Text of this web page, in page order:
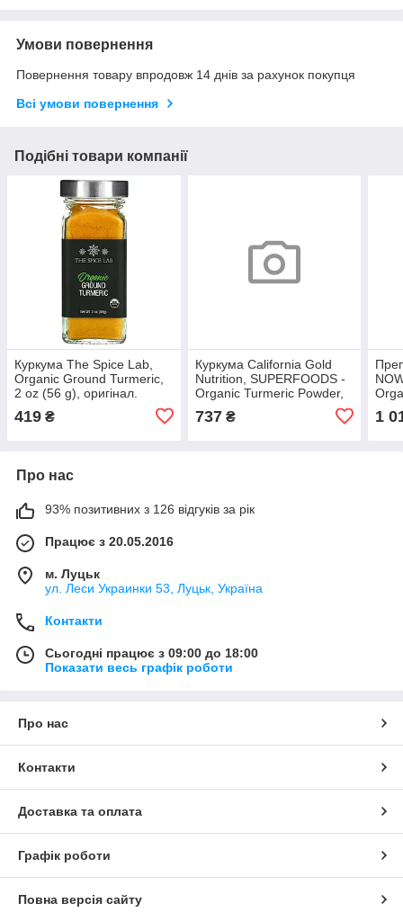
Умови повернення
Повернення товару впродовж 14 днів за рахунок покупця
Всі умови повернення
Подібні товари компанії
Куркума The Spice Lab,
Organic Ground Turmeric,
2 oz (56 g), оригінал.
протягом 14 днів
419 ₴
Куркума California Gold
Nutrition, SUPERFOODS -
Organic Turmeric Powder,
Доставка з США/ЄС
737₴ 1
Про нас
93% позитивних з 126 відгуків за рік
Працює з 20.05.2016
м. Луцьк
ул. Леси Украинки 53, Луцьк, Україна
Контакти
Сьогодні працює з 09:00 до 18:00
Показати весь графік роботи
Про нас
Контакти
Доставка та оплата
Графік роботи
Повна версія сайту